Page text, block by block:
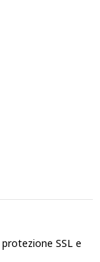
SSL e